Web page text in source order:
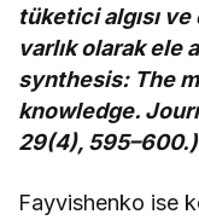
tüketici algısı
varlık olarak ele
synthesis: The
knowledge.
29(4), 595–600.)
Fayvishenko ise